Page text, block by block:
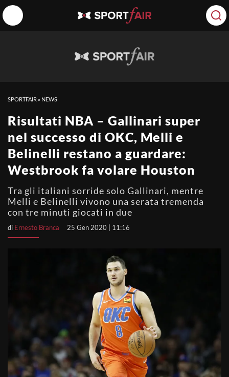
SPORTFAIR » NEWS
Risultati NBA – Gallinari super
nel successo di OKC, Melli e
Belinelli restano a guardare:
Westbrook fa volare Houston
Tra gli italiani sorride solo Gallinari, mentre
Melli e Belinelli vivono una serata tremenda
con tre minuti giocati in due
di Ernesto Branca 25 Gen 2020 | 11:16